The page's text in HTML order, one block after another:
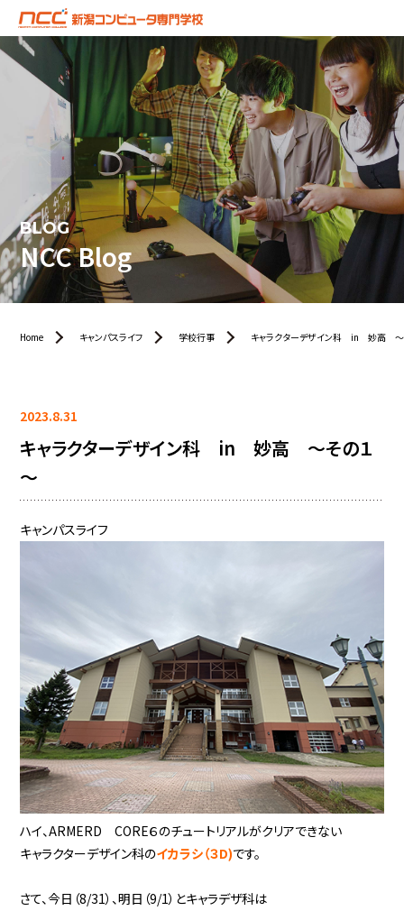
BLOG
NCC Blog
Home キャンパスライフ 学校行事 キャラクターデザイン科 in 妙高 ～
2023.8.31
キャラクターデザイン科 in 妙高 ～その１
～
キャンパスライフ
ハイ、ARMERD CORE６のチュートリアルがクリアできない
キャラクターデザイン科のイカラシ（３D)です。
さて、今日（8/31）、明日（9/1）とキャラデザ科は